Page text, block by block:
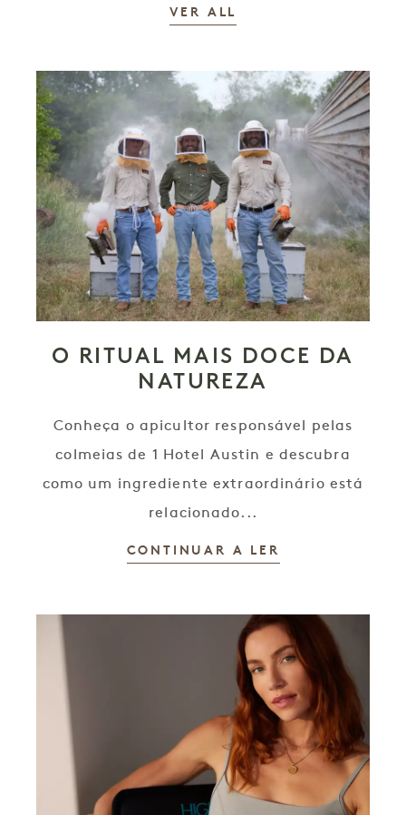
VER ALL
O RITUAL MAIS DOCE DA
NATUREZA
Conheça o apicultor responsável pelas
colmeias de 1 Hotel Austin e descubra
como um ingrediente extraordinário está
relacionado...
CONTINUAR A LER